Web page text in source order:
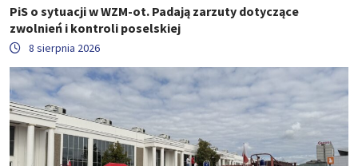
PiS o sytuacji w WZM-ot. Padają zarzuty dotyczące
zwolnień i kontroli poselskiej
8 sierpnia 2026